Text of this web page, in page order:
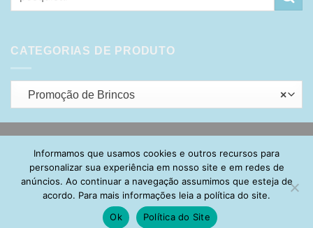
por:
CATEGORIAS DE PRODUTO
×
Promoção de Brincos
On
Delivery
HOME SOBRE POLÍTICA DE PRIVACIDADE
ENTREGA
TROCA E DEVOLUÇÃO
GARANTIA FAQ
CARRINHO
MINHA CONTA
CONTATO
Informamos que usamos cookies e outros recursos para
personalizar sua experiência em nosso site e em redes de
anúncios. Ao continuar a navegação assumimos que esteja de
acordo. Para mais informações leia a política do site.
Ok
Política do Site